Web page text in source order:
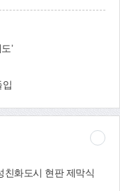
다.먼저 매월 둘째 수요
사안에 대해 ‘내가 구
하는 것은 물론, 주요
과 소감을 밝힐 계획
총 20명으로 구성된
받은 뒤 ‘내가 구청장’이
신해서 참석해 부서 현
하는 자리도 갖는다.
드시 실천하겠다는 의
’
입